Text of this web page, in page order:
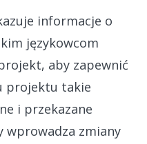
informacje o
językowcom
aby zapewnić
projektu takie
i przekazane
zmiany